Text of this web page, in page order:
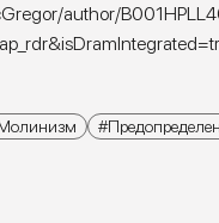
author/